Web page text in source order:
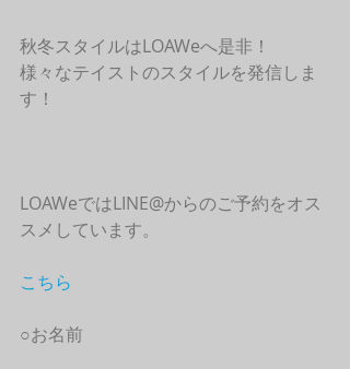
秋冬スタイルはLOAWeへ是非！
様々なテイストのスタイルを発信しま
す！
LOAWeではLINE@からのご予約をオス
スメしています。
こちら
○お名前